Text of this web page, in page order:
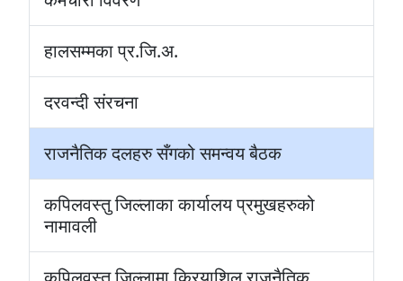
हालसम्मका प्र.जि.अ.
दरवन्दी संरचना
राजनैतिक दलहरु सँगको समन्वय बैठक
कपिलवस्तु जिल्लाका कार्यालय प्रमुखहरुको
नामावली